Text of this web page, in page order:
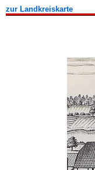
zur Landkreiskarte